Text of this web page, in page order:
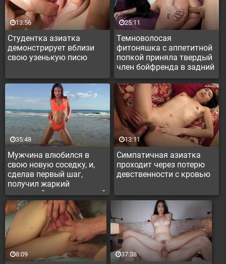
Студентка азиатка
демонстрирует вблизи
свою узенькую писю
13:56
Темноволосая
фитоняшка с аппетитной
попкой приняла твердый
член бойфренда в задний
проход, и не отказалась
от белковой прикормки
25:11
Мужчина влюбился в
свою новую соседку, и,
сделав первый шаг,
получил жаркий
анальный секс с крошкой
35:48
Симпатичная азиатка
проходит через потерю
девственности с кровью
13:11
8:09 37:38